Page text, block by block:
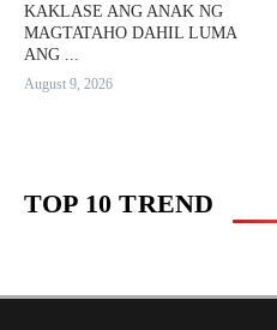
KAKLASE ANG ANAK NG
MAGTATAHO DAHIL LUMA
ANG ...
August 9, 2026
TOP 10 TREND